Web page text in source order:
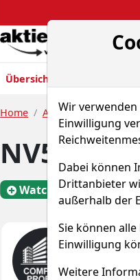
Übersicht
Home Aktien NV5 Global
NV5
Watchlist NVEE
Was
Wir
Einwilligung
Dabei können
Drittanbieter
außerhalb der
Sie können
Einwilligung
Weitere